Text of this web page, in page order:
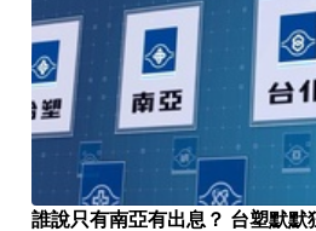
誰說只有南亞有出息？ 台塑默默